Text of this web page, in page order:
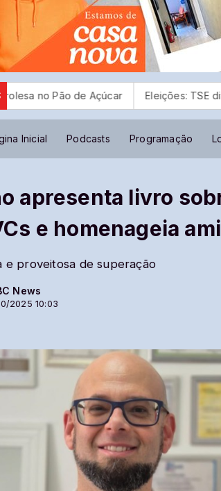
Eleições: TSE divulga regras
Inicial Podcasts Programação
apresenta livro
e homenageia
e proveitosa de superação
News
2025 10:03